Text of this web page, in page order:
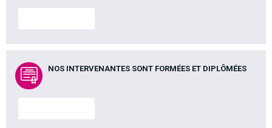
NOS INTERVENANTES SONT FORMÉES ET DIPLÔMÉES